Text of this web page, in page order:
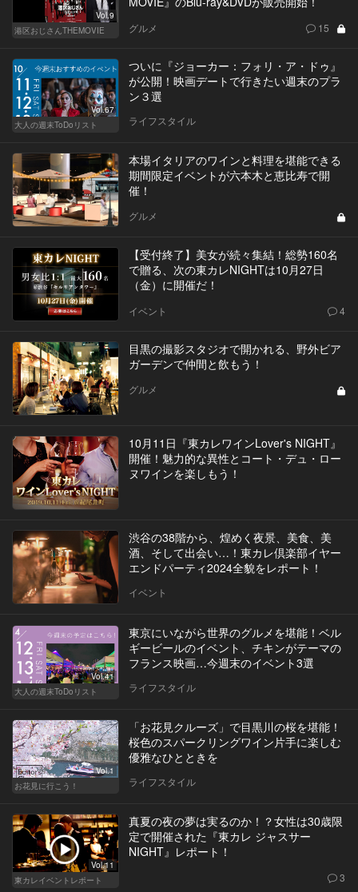
Vol.9
港区おじさんTHEMOVIE
グルメ 15
Vol.67
大人の週末ToDoリスト
ついに『ジョーカー：フォリ・ア・ドゥ』
が公開！映画デートで行きたい週末のプラ
ン３選
ライフスタイル
本場イタリアのワインと料理を堪能できる
期間限定イベントが六本木と恵比寿で開
催！
グルメ
【受付終了】美女が続々集結！総勢160名
で贈る、次の東カレNIGHTは10月27日
（金）に開催だ！
イベント 4
目黒の撮影スタジオで開かれる、野外ビア
ガーデンで仲間と飲もう！
グルメ
10月11日『東カレワインLover's NIGHT』
開催！魅力的な異性とコート・デュ・ロー
ヌワインを楽しもう！
渋谷の38階から、煌めく夜景、美食、美
酒、そして出会い…！東カレ倶楽部イヤー
エンドパーティ2024全貌をレポート！
イベント
Vol.41
大人の週末ToDoリスト
東京にいながら世界のグルメを堪能！ベル
ギービールのイベント、チキンがテーマの
フランス映画…今週末のイベント3選
ライフスタイル
Vol.1
お花見に行こう！
「お花見クルーズ」で目黒川の桜を堪能！
桜色のスパークリングワイン片手に楽しむ
優雅なひとときを
ライフスタイル
Vol.11
東カレイベントレポート
真夏の夜の夢は実るのか！？女性は30歳限
定で開催された『東カレ ジャスサー
NIGHT』レポート！
3